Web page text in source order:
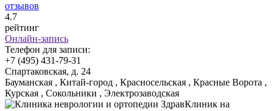
отзывов
4.7
рейтинг
Онлайн-запись
Телефон для записи:
+7 (495) 431-79-31
Спартаковская, д. 24
Бауманская , Китай-город , Красносельская , Красные Ворота ,
Курская , Сокольники , Электрозаводская